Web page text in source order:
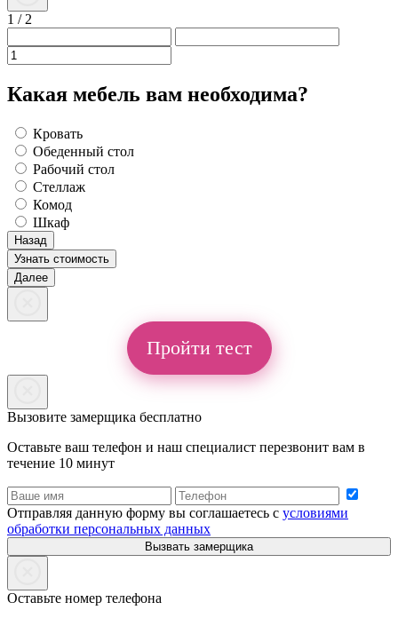
1 / 2
Какая мебель вам необходима?
Кровать
Обеденный стол
Рабочий стол
Стеллаж
Комод
Шкаф
Назад
Узнать стоимость
Далее
Пройти тест
Вызовите замерщика бесплатно
Оставьте ваш телефон и наш специалист перезвонит вам в
течение 10 минут
Отправляя данную форму вы соглашаетесь с условиями
обработки персональных данных
Вызвать замерщика
Оставьте номер телефона